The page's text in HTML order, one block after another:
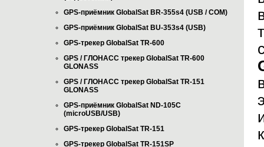
GPS-приёмник GlobalSat BR-355s4 (USB / COM)
GPS-приёмник GlobalSat BU-353s4 (USB)
GPS-трекер GlobalSat TR-600
GPS / ГЛОНАСС трекер GlobalSat TR-600
GLONASS
GPS / ГЛОНАСС трекер GlobalSat TR-151
GLONASS
GPS-приёмник GlobalSat ND-105C
(microUSB/USB)
GPS-трекер GlobalSat TR-151
GPS-трекер GlobalSat TR-151SP